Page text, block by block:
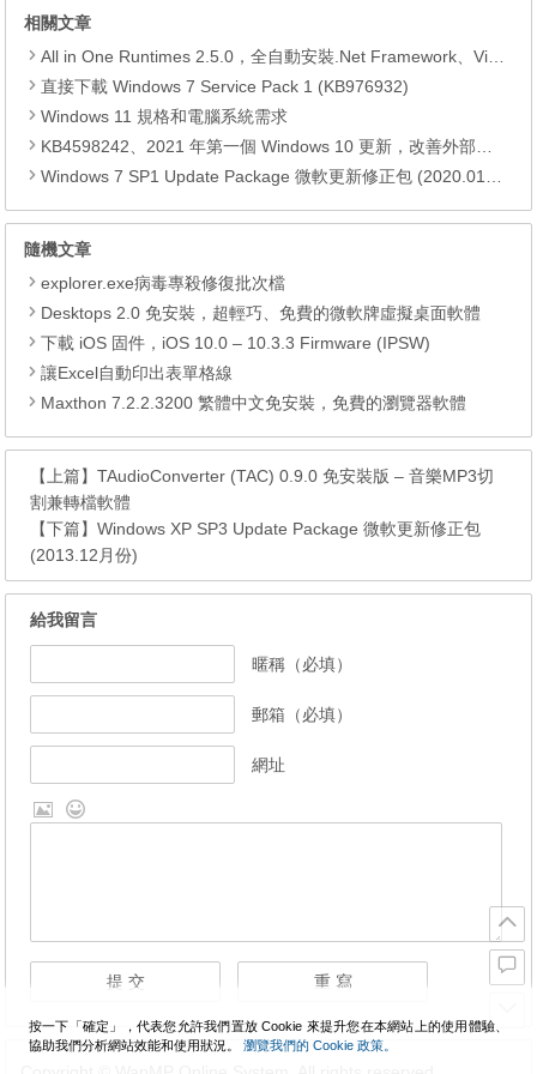
相關文章
All in One Runtimes 2.5.0，全自動安裝.Net Framework、Visual C++、DirectX、Flash Player、JRE
直接下載 Windows 7 Service Pack 1 (KB976932)
Windows 11 規格和電腦系統需求
KB4598242、2021 年第一個 Windows 10 更新，改善外部裝置安全性、解決HTTPS安全漏洞、印表機呼叫(RPC)漏洞
Windows 7 SP1 Update Package 微軟更新修正包 (2020.01月份)
隨機文章
explorer.exe病毒專殺修復批次檔
Desktops 2.0 免安裝，超輕巧、免費的微軟牌虛擬桌面軟體
下載 iOS 固件，iOS 10.0 – 10.3.3 Firmware (IPSW)
讓Excel自動印出表單格線
Maxthon 7.2.2.3200 繁體中文免安裝，免費的瀏覽器軟體
【上篇】TAudioConverter (TAC) 0.9.0 免安裝版 – 音樂MP3切
割兼轉檔軟體
【下篇】Windows XP SP3 Update Package 微軟更新修正包
(2013.12月份)
給我留言
暱稱（必填）
郵箱（必填）
網址
按一下「確定」，代表您允許我們置放 Cookie 來提升您在本網站上的使用體驗、
協助我們分析網站效能和使用狀況。 瀏覽我們的 Cookie 政策。